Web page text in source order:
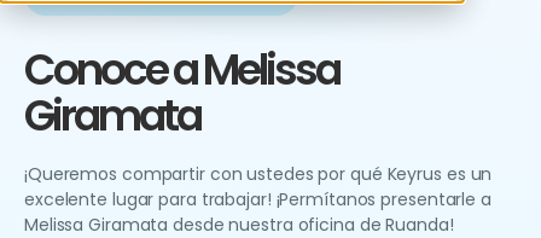
Conoce a Melissa
Giramata
¡Queremos compartir con ustedes por qué Keyrus es un
excelente lugar para trabajar! ¡Permítanos presentarle a
Melissa Giramata desde nuestra oficina de Ruanda!